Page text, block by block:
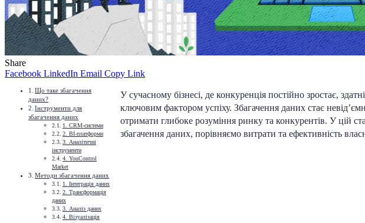
Share
Facebook LinkedIn Email Copy Link
Що таке збагачення
даних?
Інструменти для
збагачення даних
1. CRM-системи
2. BI-платформи
3. Аналітичні
інструменти
4. YouControl
Market
Методи збагачення даних
1. Інтеграція даних
2. Трансформація
даних
3. Аналіз даних
4. Візуалізація
У сучасному бізнесі, де конкуренція постійно зростає,
ключовим фактором успіху. Збагачення даних стає
отримати глибоке розуміння ринку та конкурентів. У цій
збагачення даних, порівняємо витрати та ефективність